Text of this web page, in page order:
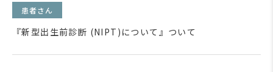
患者さん
『新型出生前診断 (NIPT)について』ついて